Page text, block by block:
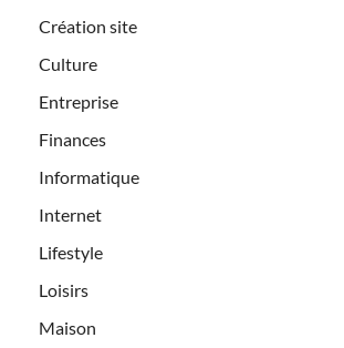
Création site
Culture
Entreprise
Finances
Informatique
Internet
Lifestyle
Loisirs
Maison